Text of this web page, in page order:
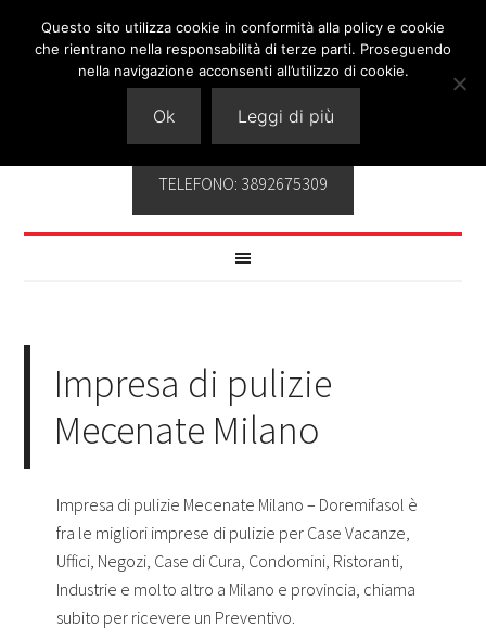
TELEFONO: 3892675309
Impresa di pulizie
Mecenate Milano
Impresa di pulizie Mecenate Milano – Doremifasol è
fra le migliori imprese di pulizie per Case Vacanze,
Uffici, Negozi, Case di Cura, Condomini, Ristoranti,
Industrie e molto altro a Milano e provincia, chiama
subito per ricevere un Preventivo.
Questo sito utilizza cookie in conformità alla policy e cookie
che rientrano nella responsabilità di terze parti. Proseguendo
nella navigazione acconsenti all’utilizzo di cookie.
Ok Leggi di più